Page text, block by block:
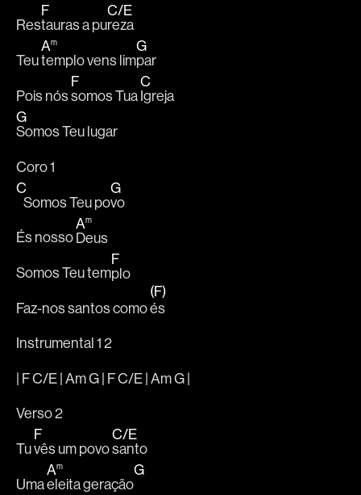
Res
F
tauras a pu
C/E
reza
Teu
Am
templo vens lim
G
par
Pois nós
F
somos Tua
C
Igreja
G
Somos Teu lugar
Coro 1
C
   Somos Teu po
G
vo
És nosso
Am
Deus
Somos Teu tem
F
plo
Faz-nos santos como
(F)
és
Instrumental 1 2
| F C/E | Am G | F C/E | Am G |
Verso 2
Tu
F
vês um povo
C/E
santo
Uma
Am
eleita geração
G